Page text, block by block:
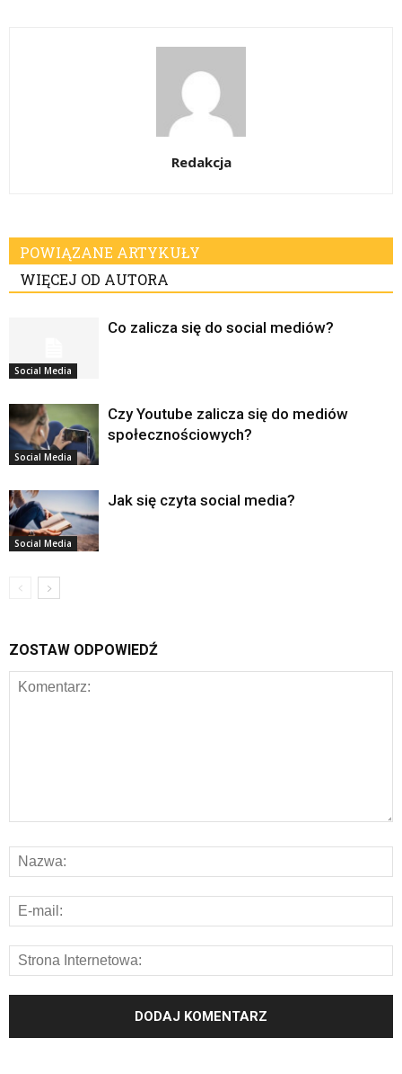
Redakcja
POWIĄZANE ARTYKUŁY
WIĘCEJ OD AUTORA
Social Media
Co zalicza się do social mediów?
Social Media
Czy Youtube zalicza się do mediów
społecznościowych?
Social Media
Jak się czyta social media?
ZOSTAW ODPOWIEDŹ